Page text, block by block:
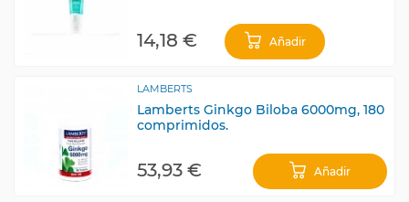
14,18 € Añadir
LAMBERTS
Lamberts Ginkgo Biloba 6000mg, 180
comprimidos.
53,93 € Añadir